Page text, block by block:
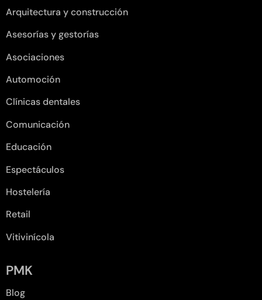
Arquitectura y construcción
Asesorías y gestorías
Asociaciones
Automoción
Clínicas dentales
Comunicación
Educación
Espectáculos
Hostelería
Retail
Vitivinícola
PMK
Blog